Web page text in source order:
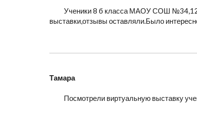
Ученики 8 б класса МАОУ СОШ №34,12
выставки,отзывы оставляли.Было
Тамара
Посмотрели виртуальную выставку